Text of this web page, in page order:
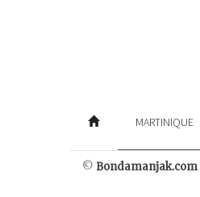
MARTINIQUE
© Bondamanjak.com